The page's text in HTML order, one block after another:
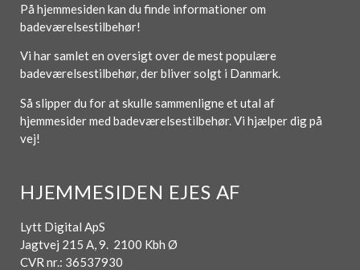
På hjemmesiden kan du finde informationer om
badeværelsestilbehør!
Vi har samlet en oversigt over de mest populære
badeværelsestilbehør, der bliver solgt i Danmark.
Så slipper du for at skulle sammenligne et utal af
hjemmesider med badeværelsestilbehør. Vi hjælper dig på
vej!
HJEMMESIDEN EJES AF
Lytt Digital ApS
Jagtvej 215 A, 9. 2100 Kbh Ø
CVR nr.: 36537930